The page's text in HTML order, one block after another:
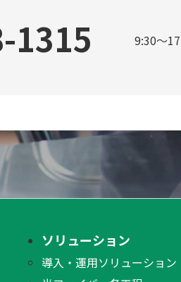
1315 9:30～
ソリューション
導入・運用ソリューション